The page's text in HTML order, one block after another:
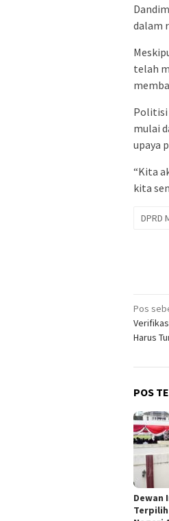
dalam
telah
Politisi
mulai
upaya
“Kita
kita
DPRD
pos
Pos
Harus
POS
Dewan